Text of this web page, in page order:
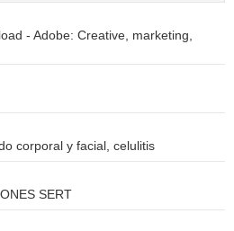
- Adobe: Creative, marketing,
corporal y facial, celulitis
SERT